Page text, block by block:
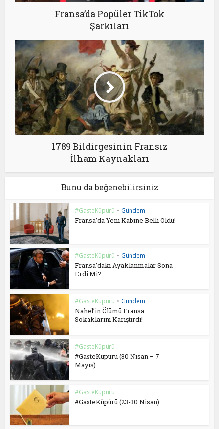
Fransa’da Popüler TikTok
Şarkıları
1789 Bildirgesinin Fransız
İlham Kaynakları
Bunu da beğenebilirsiniz
#GasteKüpürü • Gündem
Fransa’da Yeni Kabine Belli Oldu!
#GasteKüpürü • Gündem
Fransa’daki Ayaklanmalar Sona
Erdi Mi?
#GasteKüpürü • Gündem
Nahel’in Ölümü Fransa
Sokaklarını Karıştırdı!
#GasteKüpürü
#GasteKüpürü (30 Nisan – 7
Mayıs)
#GasteKüpürü
#GasteKüpürü (23-30 Nisan)